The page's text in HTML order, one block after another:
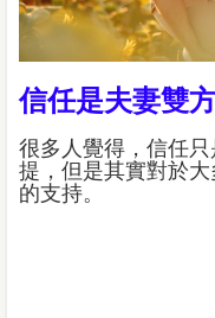
信任是夫妻雙
很多人覺得，信任
提，但是其實對於
的支持。